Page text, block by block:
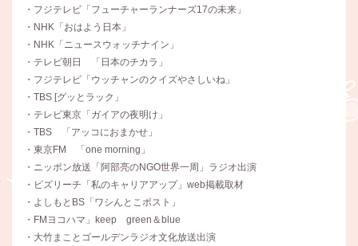
・フジテレビ「フューチャーランナーズ17の未来」
・NHK「おはよう日本」
・NHK「ニュースウォッチナイン」
・テレビ朝日 「日本のチカラ」
・フジテレビ「ウッチャンのクイズやさしいね」
・TBS [グッとラック」
・テレビ東京「ガイアの夜明け」
・TBS 「アッコにおまかせ」
・東京FM 「one morning」
・ニッポン放送「阿部亮のNGO世界一周」ラジオ出演
・ビズリーチ「私のキャリアアップ」web掲載取材
・よしもとBS「ワシんとこポスト」
・FMヨコハマ」keep green＆blue
・大竹まことゴールデンラジオ文化放送出演